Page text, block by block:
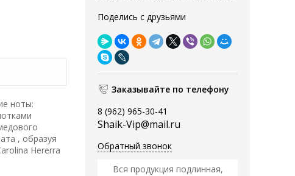
Поделись с друзьями
Заказывайте по телефону
8 (962) 965-30-41
Shaik-Vip@mail.ru
Обратный звонок
Вся продукция подлинная,
ноты:
, образуя
Hererra